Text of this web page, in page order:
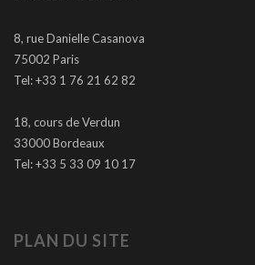
8, rue Danielle Casanova
75002 Paris
Tel: +33 1 76 21 62 82
18, cours de Verdun
33000 Bordeaux
Tel: +33 5 33 09 10 17
PLAN DU SITE